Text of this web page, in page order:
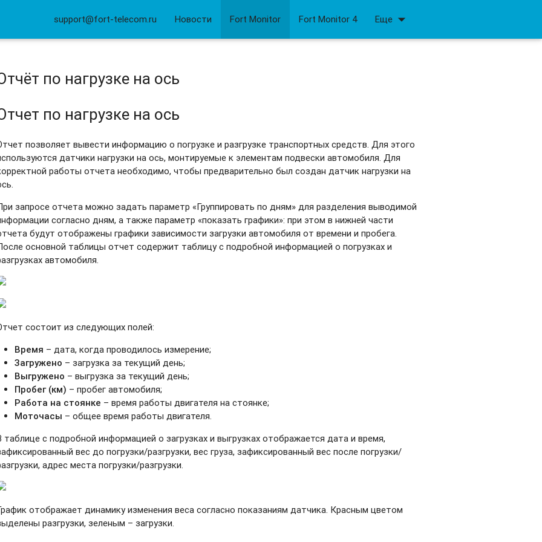
support@fort-telecom.ru Новости Fort Monitor Fort Monitor 4 Еще arrow_drop_down
по нагрузке на ось
по нагрузке на ось
позволяет вывести информацию о погрузке и разгрузке транспортных средств. Для этого
датчики нагрузки на ось, монтируемые к элементам подвески автомобиля. Для
работы отчета необходимо, чтобы предварительно был создан датчик нагрузки на
запросе отчета можно задать параметр «Группировать по дням» для разделения выводимой
согласно дням, а также параметр «показать графики»: при этом в нижней части
будут отображены графики зависимости загрузки автомобиля от времени и пробега.
основной таблицы отчет содержит таблицу с подробной информацией о погрузках и
автомобиля.
состоит из следующих полей:
Время – дата, когда проводилось измерение;
Загружено – загрузка за текущий день;
Выгружено – выгрузка за текущий день;
Пробег (км) – пробег автомобиля;
Работа на стоянке – время работы двигателя на стоянке;
Моточасы – общее время работы двигателя.
таблице с подробной информацией о загрузках и выгрузках отображается дата и время,
вес до погрузки/разгрузки, вес груза, зафиксированный вес после погрузки/
адрес места погрузки/разгрузки.
отображает динамику изменения веса согласно показаниям датчика. Красным цветом
разгрузки, зеленым – загрузки.